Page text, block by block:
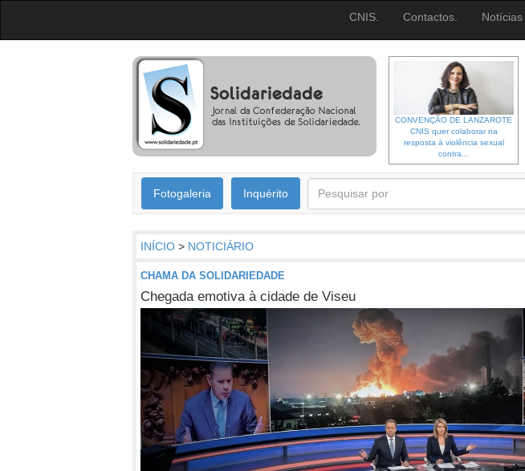
CNIS. Contactos. Notícias
CONVENÇÃO DE LANZAROTE
CNIS quer colaborar na
resposta à violência sexual
contra...
Fotogaleria Inquérito
INÍCIO > NOTICIÁRIO
CHAMA DA SOLIDARIEDADE
Chegada emotiva à cidade de Viseu